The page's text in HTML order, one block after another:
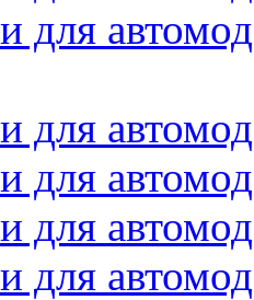
для
для
для
для
для